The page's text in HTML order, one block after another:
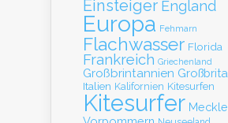
Einsteiger England
Europa Fehmarn
Flachwasser Florida
Frankreich Griechenland
Großbrintannien
Italien Kalifornien Kitesurfen
Kitesurfer